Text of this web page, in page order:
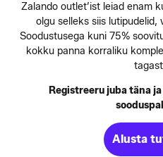
Zalando outlet’ist leiad enam
olgu selleks siis lutipudelid,
Soodustusega kuni 75%
kokku panna korraliku
Registreeru juba täna
Alusta